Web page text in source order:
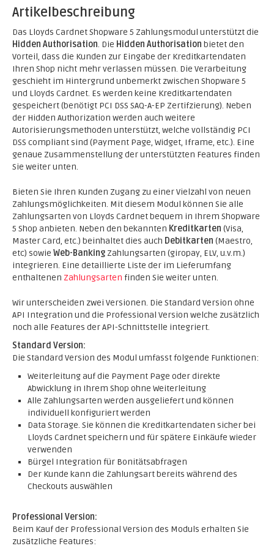
Artikelbeschreibung
Das Lloyds Cardnet Shopware 5 Zahlungsmodul unterstützt die
Hidden Authorisation. Die Hidden Authorisation bietet den
Vorteil, dass die Kunden zur Eingabe der Kreditkartendaten
Ihren Shop nicht mehr verlassen müssen. Die Verarbeitung
geschieht im Hintergrund unbemerkt zwischen Shopware 5
und Lloyds Cardnet. Es werden keine Kreditkartendaten
gespeichert (benötigt PCI DSS SAQ-A-EP Zertifzierung). Neben
der Hidden Authorization werden auch weitere
Autorisierungsmethoden unterstützt, welche vollständig PCI
DSS compliant sind (Payment Page, Widget, Iframe, etc.). Eine
genaue Zusammenstellung der unterstützten Features finden
Sie weiter unten.
Bieten Sie Ihren Kunden Zugang zu einer Vielzahl von neuen
Zahlungsmöglichkeiten. Mit diesem Modul können Sie alle
Zahlungsarten von Lloyds Cardnet bequem in Ihrem Shopware
5 Shop anbieten. Neben den bekannten Kreditkarten (Visa,
Master Card, etc.) beinhaltet dies auch Debitkarten (Maestro,
etc) sowie Web-Banking Zahlungsarten (giropay, ELV, u.v.m.)
integrieren. Eine detaillierte Liste der im Lieferumfang
enthaltenen Zahlungsarten finden Sie weiter unten.
Wir unterscheiden zwei Versionen. Die Standard Version ohne
API Integration und die Professional Version welche zusätzlich
noch alle Features der API-Schnittstelle integriert.
Standard Version:
Die Standard Version des Modul umfasst folgende Funktionen:
Weiterleitung auf die Payment Page oder direkte
Abwicklung in Ihrem Shop ohne Weiterleitung
Alle Zahlungsarten werden ausgeliefert und können
individuell konfiguriert werden
Data Storage. Sie können die Kreditkartendaten sicher bei
Lloyds Cardnet speichern und für spätere Einkäufe wieder
verwenden
Bürgel Integration für Bonitätsabfragen
Der Kunde kann die Zahlungsart bereits während des
Checkouts auswählen
Professional Version:
Beim Kauf der Professional Version des Moduls erhalten Sie
zusätzliche Features: